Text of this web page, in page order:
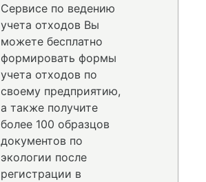
Сервисе по ведению
учета отходов Вы
можете бесплатно
формировать формы
учета отходов по
своему предприятию,
а также получите
более 100 образцов
документов по
экологии после
регистрации в